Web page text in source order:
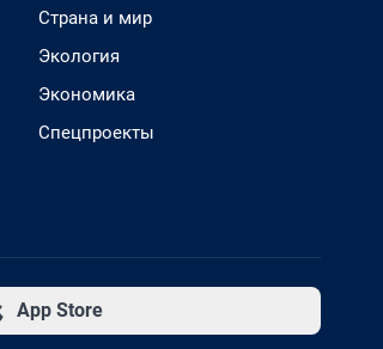
Страна и мир
Экология
Экономика
Спецпроекты
App Store